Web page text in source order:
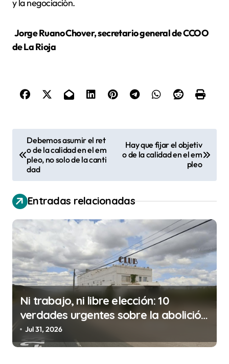
y la negociación.
Jorge Ruano Chover, secretario general de CCOO
de La Rioja
a
g
a
c
i
ó
n
d
e
e
Debemos asumir el ret
o de la calidad en el em
pleo, no solo de la canti
dad
Hay que fijar el objetiv
o de la calidad en el em
pleo
Entradas relacionadas
Ni trabajo, ni libre elección: 10
verdades urgentes sobre la abolición
de la prostitución
Jul 31, 2026